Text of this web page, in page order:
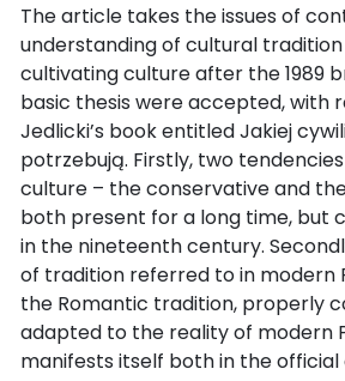
The article takes the issues of
understanding of cultural
cultivating culture after the 1989
basic thesis were accepted, with
Jedlicki’s book entitled Jakiej
potrzebują. Firstly, two
culture – the conservative and
both present for a long time, but
in the nineteenth century.
of tradition referred to in modern
the Romantic tradition, properly
adapted to the reality of modern
manifests itself both in the